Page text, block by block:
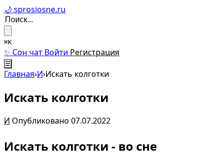
🌙 sprosiosne.ru
⌘K
✨ Сон чат Войти Регистрация
☰
Главная›И›Искать колготки
Искать колготки
И Опубликовано 07.07.2022
Искать колготки - во сне